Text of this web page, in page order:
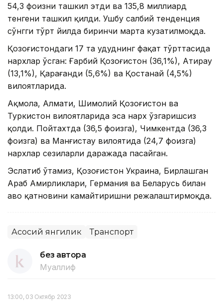
54,3 фоизни ташкил этди ва 135,8 миллиард
тенгени ташкил қилди. Ушбу салбий тенденция
сўнгги тўрт йилда биринчи марта кузатилмоқда.
Қозоғистондаги 17 та ҳудуднинг фақат тўрттасида
нархлар ўсган: Ғарбий Қозоғистон (36,1%), Атирау
(13,1%), Қарағанди (5,6%) ва Қостанай (4,5%)
вилоятларида.
Ақмола, Алмати, Шимолий Қозоғистон ва
Туркистон вилоятларида эса нарх ўзгаришсиз
қолди. Пойтахтда (36,5 фоизга), Чимкентда (36,3
фоизга) ва Манғистау вилоятида (24,7 фоизга)
нархлар сезиларли даражада пасайган.
Эслатиб ўтамиз, Қозоғистон Украина, Бирлашган
Араб Амирликлари, Германия ва Беларусь билан
ҳаво қатновини камайтиришни режалаштирмоқда.
Асосий янгилик Транспорт
без автора
Муаллиф
13:00, 03 Октябр 2023